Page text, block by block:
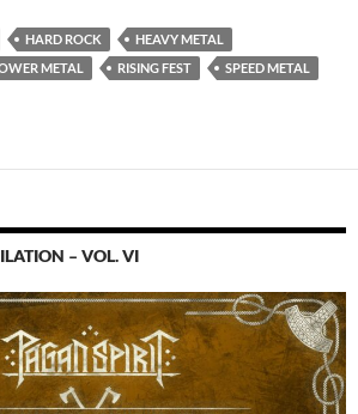
HARD ROCK
HEAVY METAL
METAL RISING FEST
SPEED METAL
– VOL. VI